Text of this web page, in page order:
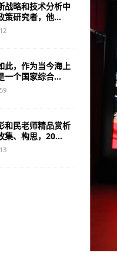
战略和技术分析中
策研究者，他...
此，作为当今海上
一个国家综合...
民老师精品赏析
集、构思，20...